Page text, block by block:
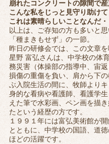
崩れたコンクリートの隙間で
こんな私をじっと見守り助けて
これは素晴らしいことなんだ・
以上は、ご存知の方も多いと
「種まきもせず」の一節。
昨日の研修会では、この文章
星野 富弘さんは、中学校の体
務災害（体操部の指導中、宙
損傷の重傷を負い、肩から下
ぶ入院生活の間に、牧師より
身的な看病や看護師、看護学
えた筆で水彩画、ペン画を描
たという経歴の方です。
１９９１年には富弘美術館が
とともに、中学校の国語、道
ほどの活躍です。